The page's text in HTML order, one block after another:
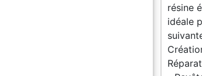
résine
idéale